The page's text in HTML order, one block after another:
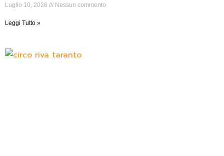
Luglio 10, 2026 Nessun commento
Leggi Tutto »